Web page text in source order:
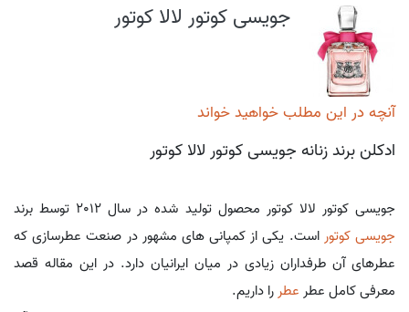
جویسی کوتور لالا کوتور
آنچه در این مطلب خواهید خواند
ادکلن برند زنانه جویسی کوتور لالا کوتور
جویسی کوتور لالا کوتور محصول تولید شده در سال 2012 توسط برند
جویسی کوتور است. یکی از کمپانی های مشهور در صنعت عطرسازی که
عطرهای آن طرفداران زیادی در میان ایرانیان دارد. در این مقاله قصد
معرفی کامل عطر عطر را داریم.